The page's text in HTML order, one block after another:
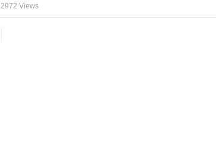
2972 Views